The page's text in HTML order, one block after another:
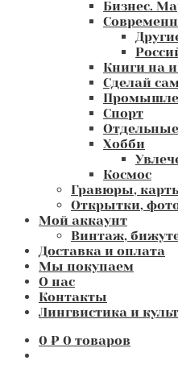
Бизнес.
Книги на
Сделай
Спорт
Хобби
Космос
Гравюры,
Открытки,
Мой аккаунт
Винтаж,
Доставка и оплата
Мы покупаем
О нас
Контакты
Лингвистика и
0 ₽ 0 товаров